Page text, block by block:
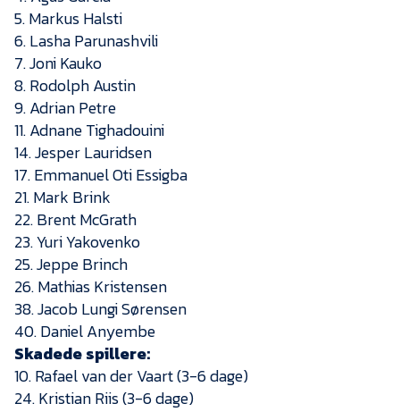
Presse
5. Markus Halsti
6. Lasha Parunashvili
7. Joni Kauko
8. Rodolph Austin
9. Adrian Petre
11. Adnane Tighadouini
14. Jesper Lauridsen
17. Emmanuel Oti Essigba
21. Mark Brink
22. Brent McGrath
23. Yuri Yakovenko
25. Jeppe Brinch
26. Mathias Kristensen
38. Jacob Lungi Sørensen
40. Daniel Anyembe
Skadede spillere:
10. Rafael van der Vaart (3-6 dage)
24. Kristian Riis (3-6 dage)